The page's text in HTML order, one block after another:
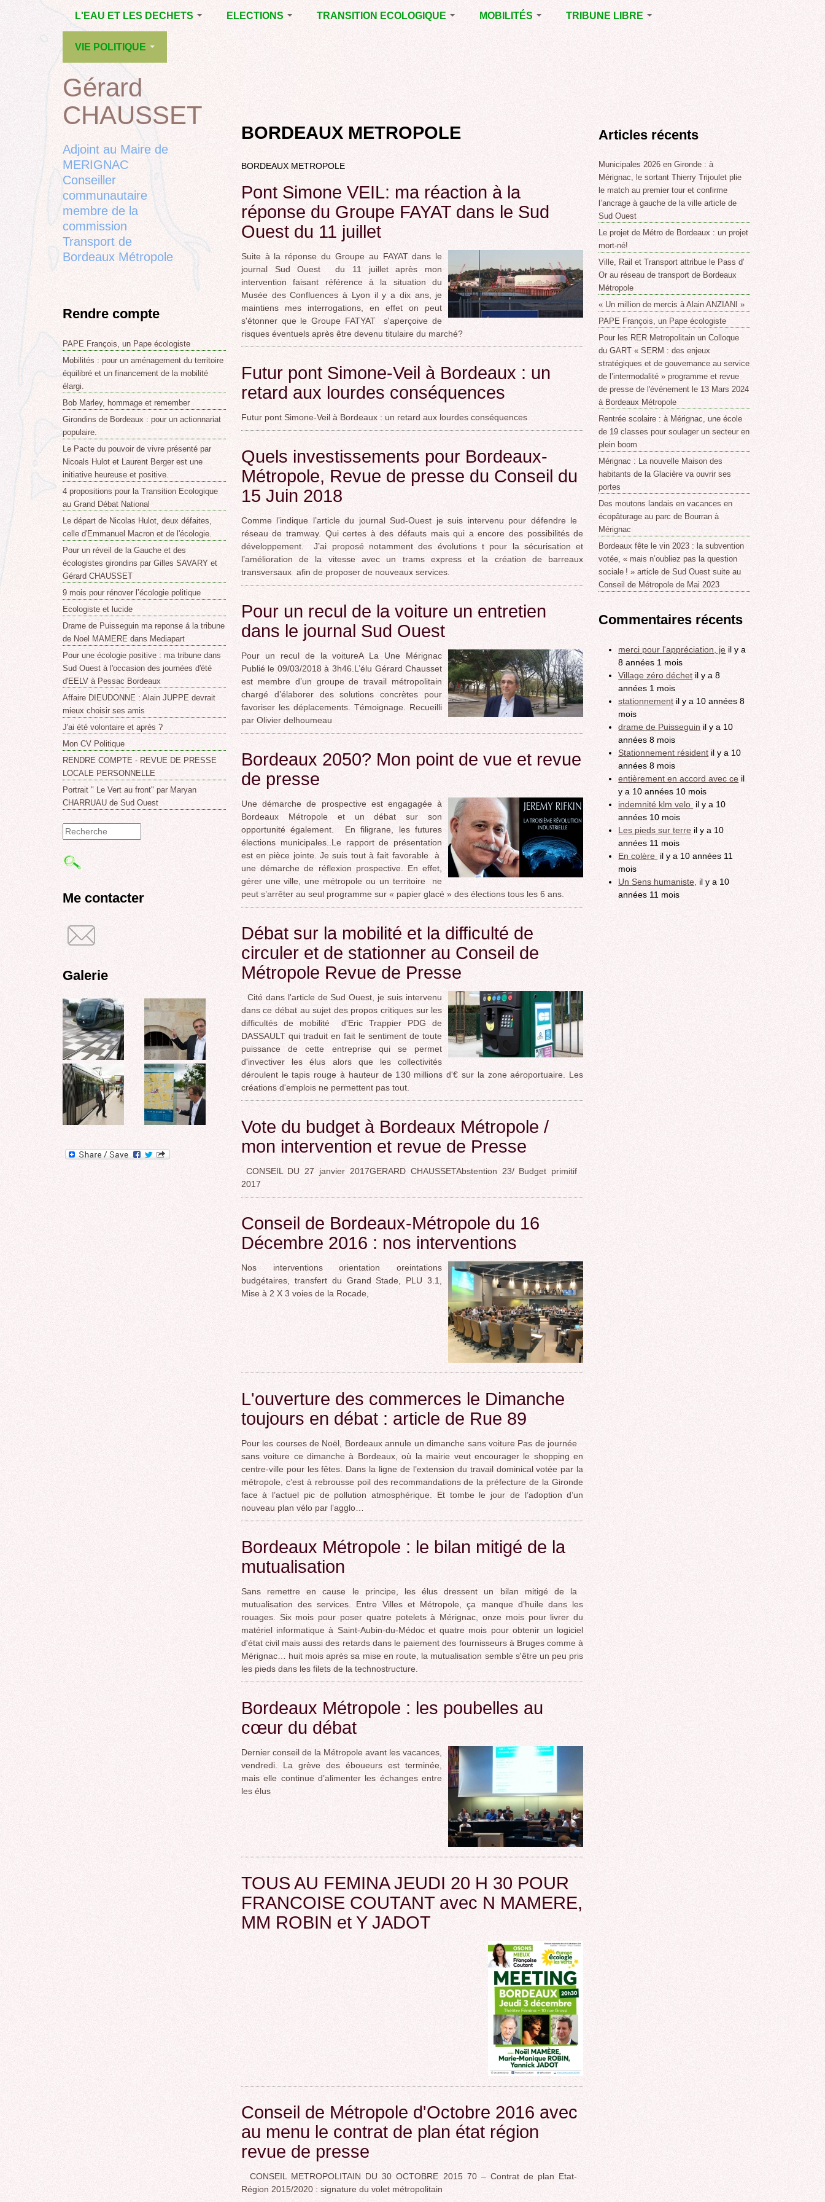
L'EAU ET LES DECHETS
ECONOMIE D’EAU,
SAGE, SÉCHERESSE
LA GESTION DES
DECHETS
CONTRAT DE L'EAU,
POLLUTIONS
ELECTIONS
DÉPARTEMENTALES
RUBRIQUE EN
CHANTIER ET A
COMPLETER
TRANSITION ECOLOGIQUE
LA LUTTE CONTRE
BIODIVERSITE,
ENVIRONNEMENT,
URBANISME
MOBILITÉS
VOIRIE DOMAINE
LE TRAMWAY REJOINT
MÉRIGNAC :
INAUGURATION,
GRAND
CONTOURNEMENT DE
BORDEAUX
TRAMWAY, RER
COLLECTIF
ROCADE VDO
TRIBUNE LIBRE
POINT DE VUE
VIE POLITIQUE
L’ACTION POLITIQUE À
MÉRIGNAC
BORDEAUX
METROPOLE
EMPLOI, SOLIDARITES
ELECTIONS,
RUBRIQUES
DIVERSES, PETITES
PHRASES..
to
top
BORDEAUX METROPOLE
BORDEAUX METROPOLE
Pont Simone VEIL: ma réaction à la
réponse du Groupe FAYAT dans le Sud
Ouest du 11 juillet
Suite à la réponse du Groupe au FAYAT dans le
journal Sud Ouest du 11 juillet après mon
intervention faisant référence à la situation du
Musée des Confluences à Lyon il y a dix ans, je
maintiens mes interrogations, en effet on peut
s'étonner que le Groupe FATYAT s'aperçoive de
risques éventuels après être devenu titulaire du marché?
Futur pont Simone-Veil à Bordeaux : un
retard aux lourdes conséquences
Futur pont Simone-Veil à Bordeaux : un retard aux lourdes conséquences
Quels investissements pour Bordeaux-
Métropole, Revue de presse du Conseil du
15 Juin 2018
Comme l’indique l’article du journal Sud-Ouest je suis intervenu pour défendre le
réseau de tramway. Qui certes à des défauts mais qui a encore des possibilités de
développement. J’ai proposé notamment des évolutions t pour la sécurisation et
l’amélioration de la vitesse avec un trams express et la création de barreaux
transversaux afin de proposer de nouveaux services.
Pour un recul de la voiture un entretien
dans le journal Sud Ouest
Pour un recul de la voitureA La Une Mérignac
Publié le 09/03/2018 à 3h46.L’élu Gérard Chausset
est membre d’un groupe de travail métropolitain
chargé d’élaborer des solutions concrètes pour
favoriser les déplacements. Témoignage. Recueilli
par Olivier delhoumeau
Bordeaux 2050? Mon point de vue et revue
de presse
Une démarche de prospective est engagagée à
Bordeaux Métropole et un débat sur son
opportunité également. En filigrane, les futures
élections municipales..Le rapport de présentation
est en pièce jointe. Je suis tout à fait favorable à
une ​démarche de réflexion prospective. En effet,
gérer une ville, une métropole ou un territoire ne
peut s’arrêter au seul programme sur « papier glacé » des élections tous les 6 ans.
Débat sur la mobilité et la difficulté de
circuler et de stationner au Conseil de
Métropole Revue de Presse
Cité dans l'article de Sud Ouest, je suis intervenu
dans ce débat au sujet des propos critiques sur les
difficultés de mobilité d'Eric Trappier PDG de
DASSAULT qui traduit en fait le sentiment de toute
puissance de cette entreprise qui se permet
d'invectiver les élus alors que les collectivités
déroulent le tapis rouge à hauteur de 130 millions d'€ sur la zone aéroportuaire. Les
créations d'emplois ne permettent pas tout.
Vote du budget à Bordeaux Métropole /
mon intervention et revue de Presse
CONSEIL DU 27 janvier 2017GERARD CHAUSSETAbstention 23/ Budget primitif
2017
Conseil de Bordeaux-Métropole du 16
Décembre 2016 : nos interventions
Nos interventions orientation oreintations
budgétaires, transfert du Grand Stade, PLU 3.1,
Mise à 2 X 3 voies de la Rocade,
L'ouverture des commerces le Dimanche
toujours en débat : article de Rue 89
Pour les courses de Noël, Bordeaux annule un dimanche sans voiture Pas de journée
sans voiture ce dimanche à Bordeaux, où la mairie veut encourager le shopping en
centre-ville pour les fêtes. Dans la ligne de l’extension du travail dominical votée par la
métropole, c’est à rebrousse poil des recommandations de la préfecture de la Gironde
face à l’actuel pic de pollution atmosphérique. Et tombe le jour de l’adoption d’un
nouveau plan vélo par l’agglo…
Bordeaux Métropole : le bilan mitigé de la
mutualisation
Sans remettre en cause le principe, les élus dressent un bilan mitigé de la
mutualisation des services. Entre Villes et Métropole, ça manque d’huile dans les
rouages. Six mois pour poser quatre potelets à Mérignac, onze mois pour livrer du
matériel informatique à Saint-Aubin-du-Médoc et quatre mois pour obtenir un logiciel
d'état civil mais aussi des retards dans le paiement des fournisseurs à Bruges comme à
Mérignac… huit mois après sa mise en route, la mutualisation semble s'être un peu pris
les pieds dans les filets de la technostructure.
Bordeaux Métropole : les poubelles au
cœur du débat
Dernier conseil de la Métropole avant les vacances,
vendredi. La grève des éboueurs est terminée,
mais elle continue d’alimenter les échanges entre
les élus
TOUS AU FEMINA JEUDI 20 H 30 POUR
FRANCOISE COUTANT avec N MAMERE,
MM ROBIN et Y JADOT
Conseil de Métropole d'Octobre 2016 avec
au menu le contrat de plan état région
revue de presse
CONSEIL METROPOLITAIN DU 30 OCTOBRE 2015 70 – Contrat de plan Etat-
Région 2015/2020 : signature du volet métropolitain
Back
to
top
Gérard
CHAUSSET
Adjoint au Maire de
MERIGNAC
Conseiller
communautaire
membre de la
commission
Transport de
Bordeaux Métropole
Rendre compte
PAPE François, un Pape écologiste
Mobilités : pour un aménagement du territoire
équilibré et un financement de la mobilité
élargi.
Bob Marley, hommage et remember
Girondins de Bordeaux : pour un actionnariat
populaire.
Le Pacte du pouvoir de vivre présenté par
Nicoals Hulot et Laurent Berger est une
initiative heureuse et positive.
4 propositions pour la Transition Ecologique
au Grand Débat National
Le départ de Nicolas Hulot, deux défaites,
celle d'Emmanuel Macron et de l'écologie.
Pour un réveil de la Gauche et des
écologistes girondins par Gilles SAVARY et
Gérard CHAUSSET
9 mois pour rénover l’écologie politique
Ecologiste et lucide
Drame de Puisseguin ma reponse á la tribune
de Noel MAMERE dans Mediapart
Pour une écologie positive : ma tribune dans
Sud Ouest à l'occasion des journées d'été
d'EELV à Pessac Bordeaux
Affaire DIEUDONNE : Alain JUPPE devrait
mieux choisir ses amis
J'ai été volontaire et après ?
Mon CV Politique
RENDRE COMPTE - REVUE DE PRESSE
LOCALE PERSONNELLE
Portrait " Le Vert au front" par Maryan
CHARRUAU de Sud Ouest
Formulaire
de
Me contacter
Galerie
Articles récents
Municipales 2026 en Gironde : à
Mérignac, le sortant Thierry Trijoulet plie
le match au premier tour et confirme
l’ancrage à gauche de la ville article de
Sud Ouest
Le projet de Métro de Bordeaux : un projet
mort-né!
Ville, Rail et Transport attribue le Pass d’
Or au réseau de transport de Bordeaux
Métropole
« Un million de mercis à Alain ANZIANI »
PAPE François, un Pape écologiste
Pour les RER Metropolitain un Colloque
du GART « SERM : des enjeux
stratégiques et de gouvernance au service
de l’intermodalité » programme et revue
de presse de l'événement le 13 Mars 2024
à Bordeaux Métropole
Rentrée scolaire : à Mérignac, une école
de 19 classes pour soulager un secteur en
plein boom
Mérignac : La nouvelle Maison des
habitants de la Glacière va ouvrir ses
portes
Des moutons landais en vacances en
écopâturage au parc de Bourran à
Mérignac
Bordeaux fête le vin 2023 : la subvention
votée, « mais n’oubliez pas la question
sociale ! » article de Sud Ouest suite au
Conseil de Métropole de Mai 2023
Commentaires récents
merci pour l'appréciation, je il y a
8 années 1 mois
Village zéro déchet il y a 8
années 1 mois
stationnement il y a 10 années 8
mois
drame de Puisseguin il y a 10
années 8 mois
Stationnement résident il y a 10
années 8 mois
entièrement en accord avec ce il
y a 10 années 10 mois
indemnité klm velo il y a 10
années 10 mois
Les pieds sur terre il y a 10
années 11 mois
En colère il y a 10 années 11
mois
Un Sens humaniste, il y a 10
années 11 mois